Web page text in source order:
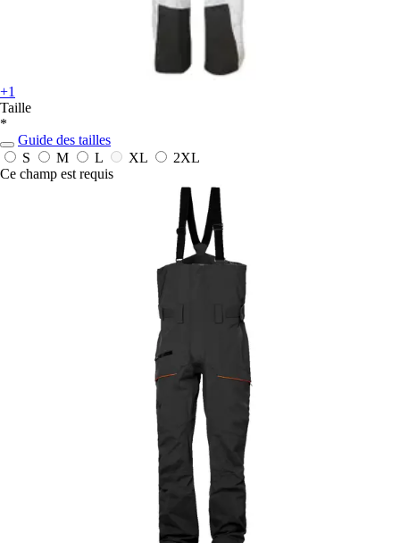
+1
Taille
*
Guide des tailles
S
M L XL
2XL
Ce champ est requis